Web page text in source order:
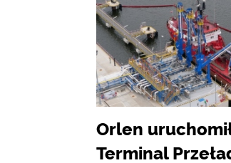
Orlen
Terminal